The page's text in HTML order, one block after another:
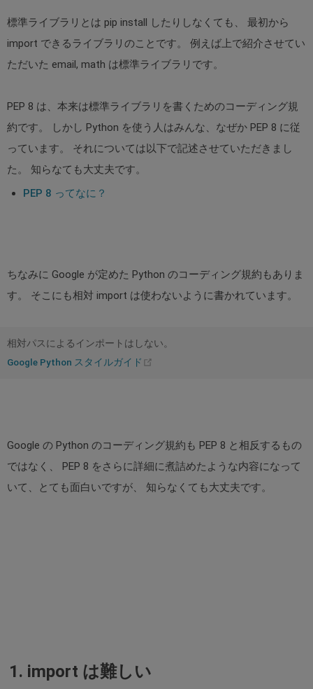
標準ライブラリとは pip install したりしなくても、 最初から
import できるライブラリのことです。 例えば上で紹介させてい
ただいた email, math は標準ライブラリです。
PEP 8 は、本来は標準ライブラリを書くためのコーディング規
約です。 しかし Python を使う人はみんな、なぜか PEP 8 に従
っています。 それについては以下で記述させていただきまし
た。 知らなても大丈夫です。
PEP 8 ってなに？
ちなみに Google が定めた Python のコーディング規約もありま
す。 そこにも相対 import は使わないように書かれています。
相対パスによるインポートはしない。
Google Python スタイルガイド
Google の Python のコーディング規約も PEP 8 と相反するもの
ではなく、 PEP 8 をさらに詳細に煮詰めたような内容になって
いて、とても面白いですが、 知らなくても大丈夫です。
1. import は難しい